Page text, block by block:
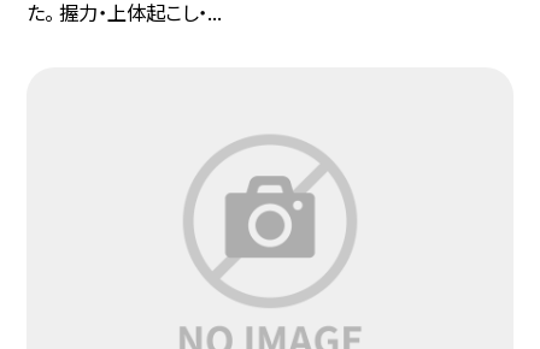
た。 握力・上体起こし・...